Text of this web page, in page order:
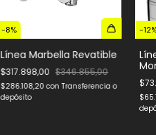
-8%
Línea Marbella Revatible
$317.898,00 $346.855,00
$286.108,20con Transferencia o
depósito
-12